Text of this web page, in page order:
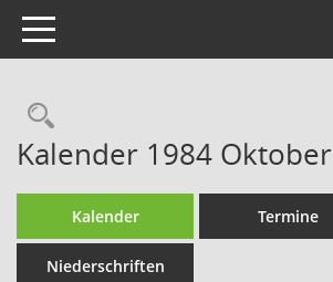
Toggle navigation
Rechercheauswahl
Kalender 1984 Oktober
Kalender Termine
Niederschriften